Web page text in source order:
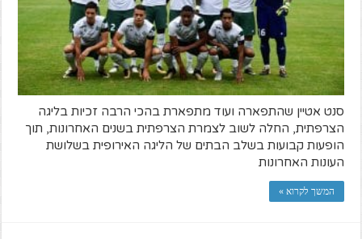
סנט אטיין שהתפארה ועוד מתפארת בהכי הרבה זכיות בליגה
הצרפתית, החלה לשוב לצמרת הצרפתית בשנים האחרונות, תוך
הופעות קבועות בשלב הבתים של הליגה האירופית בשלושת
העונות האחרונות
המשך לקרוא »